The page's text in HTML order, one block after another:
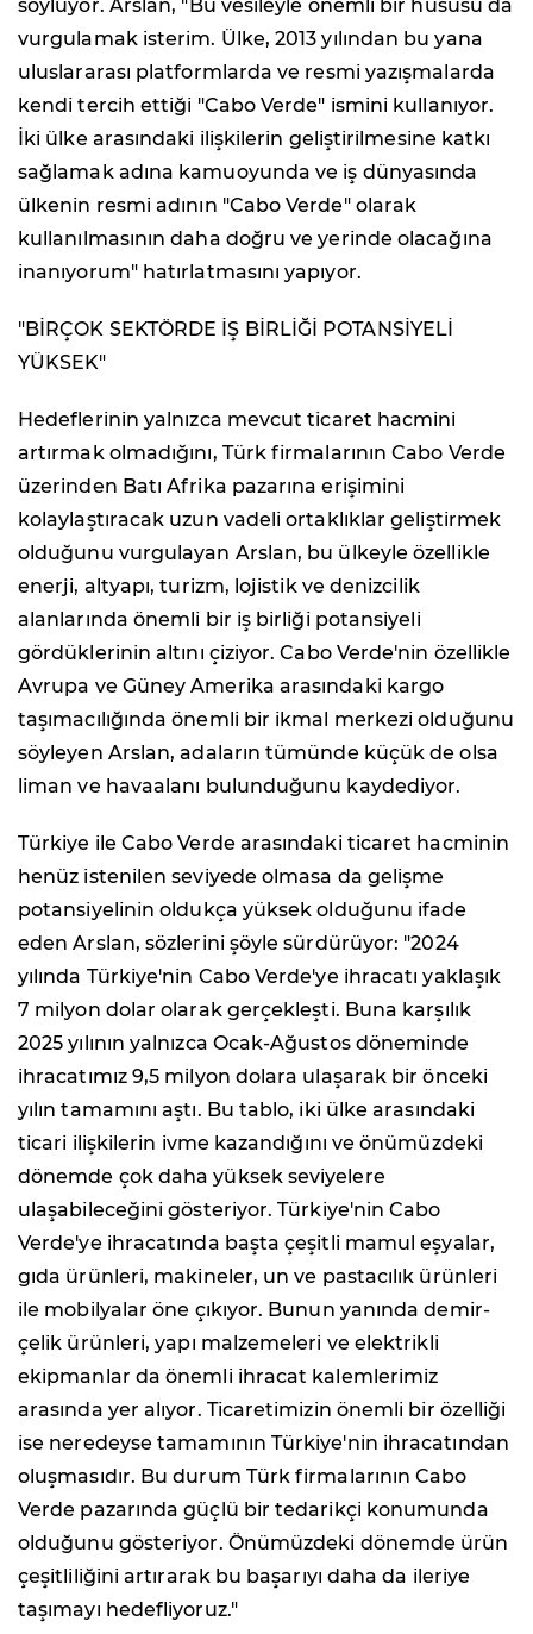
söylüyor. Arslan, "Bu vesileyle önemli bir hususu da
vurgulamak isterim. Ülke, 2013 yılından bu yana
uluslararası platformlarda ve resmi yazışmalarda
kendi tercih ettiği "Cabo Verde" ismini kullanıyor.
İki ülke arasındaki ilişkilerin geliştirilmesine katkı
sağlamak adına kamuoyunda ve iş dünyasında
ülkenin resmi adının "Cabo Verde" olarak
kullanılmasının daha doğru ve yerinde olacağına
inanıyorum" hatırlatmasını yapıyor.
"BİRÇOK SEKTÖRDE İŞ BİRLİĞİ POTANSİYELİ
YÜKSEK"
Hedeflerinin yalnızca mevcut ticaret hacmini
artırmak olmadığını, Türk firmalarının Cabo Verde
üzerinden Batı Afrika pazarına erişimini
kolaylaştıracak uzun vadeli ortaklıklar geliştirmek
olduğunu vurgulayan Arslan, bu ülkeyle özellikle
enerji, altyapı, turizm, lojistik ve denizcilik
alanlarında önemli bir iş birliği potansiyeli
gördüklerinin altını çiziyor. Cabo Verde'nin özellikle
Avrupa ve Güney Amerika arasındaki kargo
taşımacılığında önemli bir ikmal merkezi olduğunu
söyleyen Arslan, adaların tümünde küçük de olsa
liman ve havaalanı bulunduğunu kaydediyor.
Türkiye ile Cabo Verde arasındaki ticaret hacminin
henüz istenilen seviyede olmasa da gelişme
potansiyelinin oldukça yüksek olduğunu ifade
eden Arslan, sözlerini şöyle sürdürüyor: "2024
yılında Türkiye'nin Cabo Verde'ye ihracatı yaklaşık
7 milyon dolar olarak gerçekleşti. Buna karşılık
2025 yılının yalnızca Ocak-Ağustos döneminde
ihracatımız 9,5 milyon dolara ulaşarak bir önceki
yılın tamamını aştı. Bu tablo, iki ülke arasındaki
ticari ilişkilerin ivme kazandığını ve önümüzdeki
dönemde çok daha yüksek seviyelere
ulaşabileceğini gösteriyor. Türkiye'nin Cabo
Verde'ye ihracatında başta çeşitli mamul eşyalar,
gıda ürünleri, makineler, un ve pastacılık ürünleri
ile mobilyalar öne çıkıyor. Bunun yanında demir-
çelik ürünleri, yapı malzemeleri ve elektrikli
ekipmanlar da önemli ihracat kalemlerimiz
arasında yer alıyor. Ticaretimizin önemli bir özelliği
ise neredeyse tamamının Türkiye'nin ihracatından
oluşmasıdır. Bu durum Türk firmalarının Cabo
Verde pazarında güçlü bir tedarikçi konumunda
olduğunu gösteriyor. Önümüzdeki dönemde ürün
çeşitliliğini artırarak bu başarıyı daha da ileriye
taşımayı hedefliyoruz."